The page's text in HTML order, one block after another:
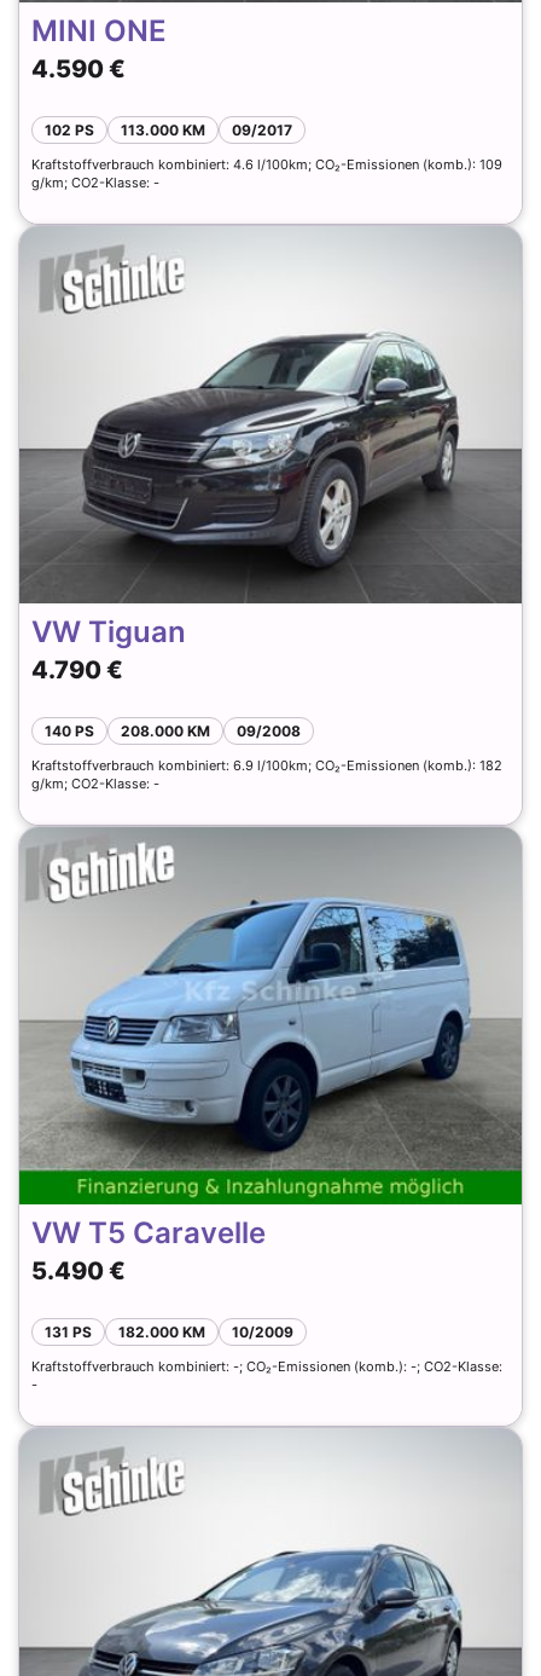
MINI ONE
4.590 €
102 PS 113.000 KM 09/2017
Kraftstoffverbrauch kombiniert: 4.6 l/100km; CO₂-Emissionen (komb.): 109
g/km; CO2-Klasse: -
VW Tiguan
4.790 €
140 PS 208.000 KM 09/2008
Kraftstoffverbrauch kombiniert: 6.9 l/100km; CO₂-Emissionen (komb.): 182
g/km; CO2-Klasse: -
VW T5 Caravelle
5.490 €
131 PS 182.000 KM 10/2009
Kraftstoffverbrauch kombiniert: -; CO₂-Emissionen (komb.): -; CO2-Klasse:
-